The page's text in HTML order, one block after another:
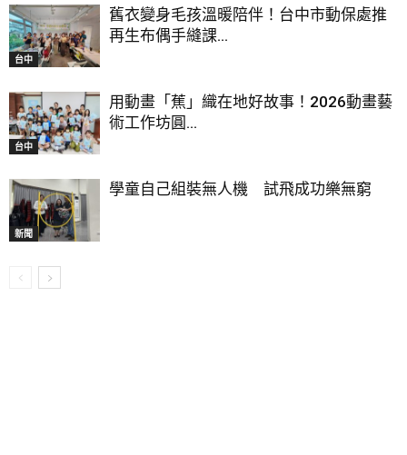
台中
舊衣變身毛孩溫暖陪伴！台中市動保處推
再生布偶手縫課...
台中
用動畫「蕉」織在地好故事！2026動畫藝
術工作坊圓...
新聞
學童自己組裝無人機 試飛成功樂無窮